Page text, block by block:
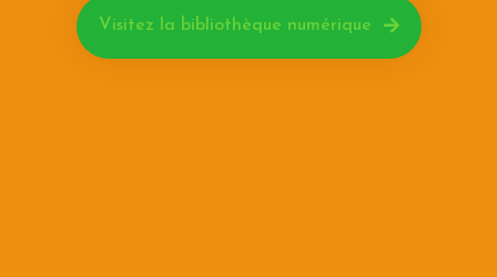
Visitez la bibliothèque numérique